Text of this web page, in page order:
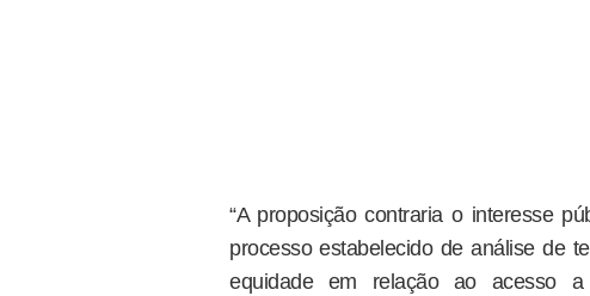
“A proposição contraria o interesse
processo estabelecido de análise de
equidade em relação ao acesso a